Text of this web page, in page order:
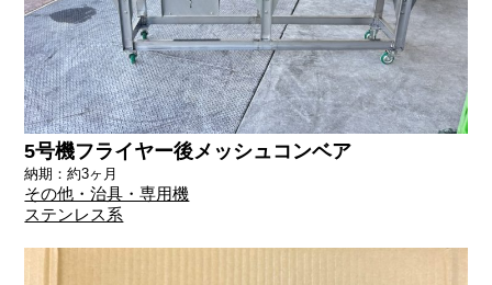
5号機フライヤー後メッシュコンベア
納期：約3ヶ月
その他・治具・専用機
ステンレス系